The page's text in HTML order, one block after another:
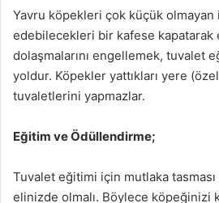
Yavru köpekleri çok küçük
edebilecekleri bir kafese
dolaşmalarını engellemek, tuvalet
yoldur. Köpekler yattıkları yere
tuvaletlerini yapmazlar.
Eğitim ve Ödüllendirme;
Tuvalet eğitimi için mutlaka tasması
elinizde olmalı. Böylece köpeğinizi